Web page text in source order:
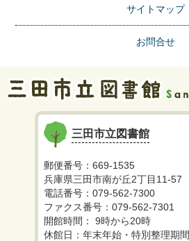
サイトマップ
お問合せ
三田市立図書館
郵便番号：669-1535
兵庫県三田市南が丘2丁目11-57
電話番号：079-562-7300
ファクス番号：079-562-7301
開館時間： 9時から20時
休館日：年末年始・特別整理期間